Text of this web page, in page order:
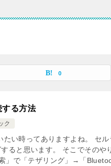
0
する方法
ク
たい時ってありますよね。 セ
ると思います。 そこでそのや
」で「テザリング」→「